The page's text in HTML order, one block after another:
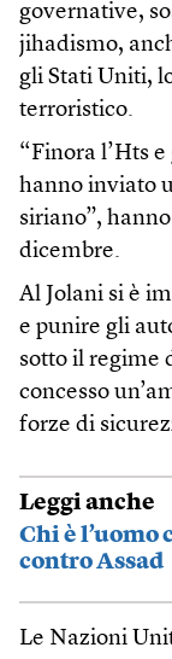
governative,
jihadismo,
gli Stati Uniti,
terroristico.
“Finora l’Hts
hanno inviato
siriano”,
dicembre.
Al Jolani si è
e punire gli
sotto il regime
concesso
forze di
Leggi anche
Chi è
contro Assad
Le Nazioni